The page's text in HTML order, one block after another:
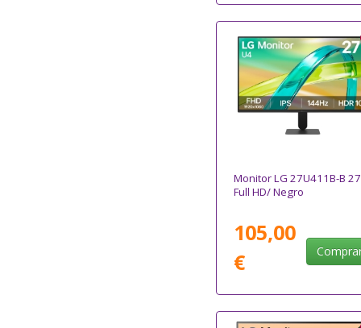
Monitor LG 27U411B-B
Full HD/ Negro
105,00
€